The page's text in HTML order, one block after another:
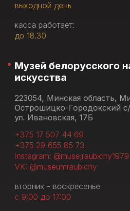
выходной день
касса работает:
до 18.30
Музей белорусского
искусства
223054, Минская область,
Острошицко-Городокский
ул. Ивановская, 17Б
+375 17 507 44 69
+375 29 655 85 73
Instagram: @musejraubichy1979
VK: @museumraubichy
вторник - воскресенье
с 9:00 до 17:00